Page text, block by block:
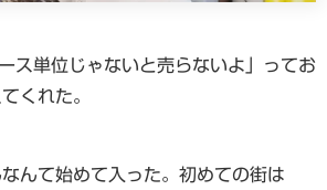
ス単位じゃないと売らないよ」ってお
くれた。
んて始めて入った。初めての街は